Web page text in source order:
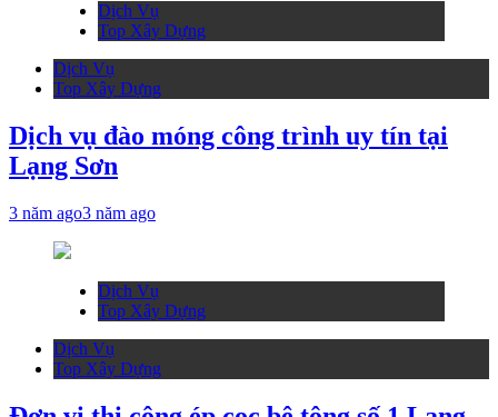
Dịch Vụ
Top Xây Dựng
Dịch Vụ
Top Xây Dựng
Dịch vụ đào móng công trình uy tín tại
Lạng Sơn
3 năm ago3 năm ago
Dịch Vụ
Top Xây Dựng
Dịch Vụ
Top Xây Dựng